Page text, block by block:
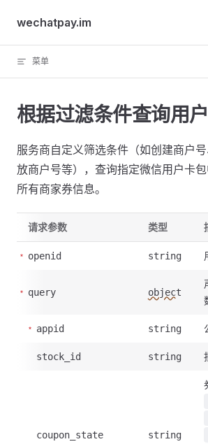
Skip to content
wechatpay.im
菜单
根据过滤条件查询用
服务商自定义筛选条件（如创建商户
放商户号等），查询指定微信用户卡
所有商家券信息。
请求参数 类型
openid string
query object
appid string
stock_id string
coupon_state string